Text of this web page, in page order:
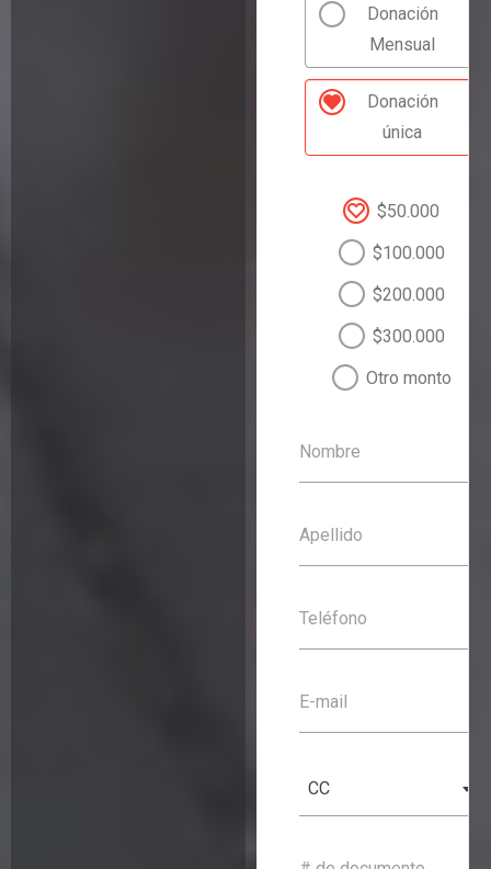
Donación
Mensual
Donación
única
$50.000
$100.000
$200.000
$300.000
Otro monto
Nombre
Apellido
Teléfono
E-mail
CC